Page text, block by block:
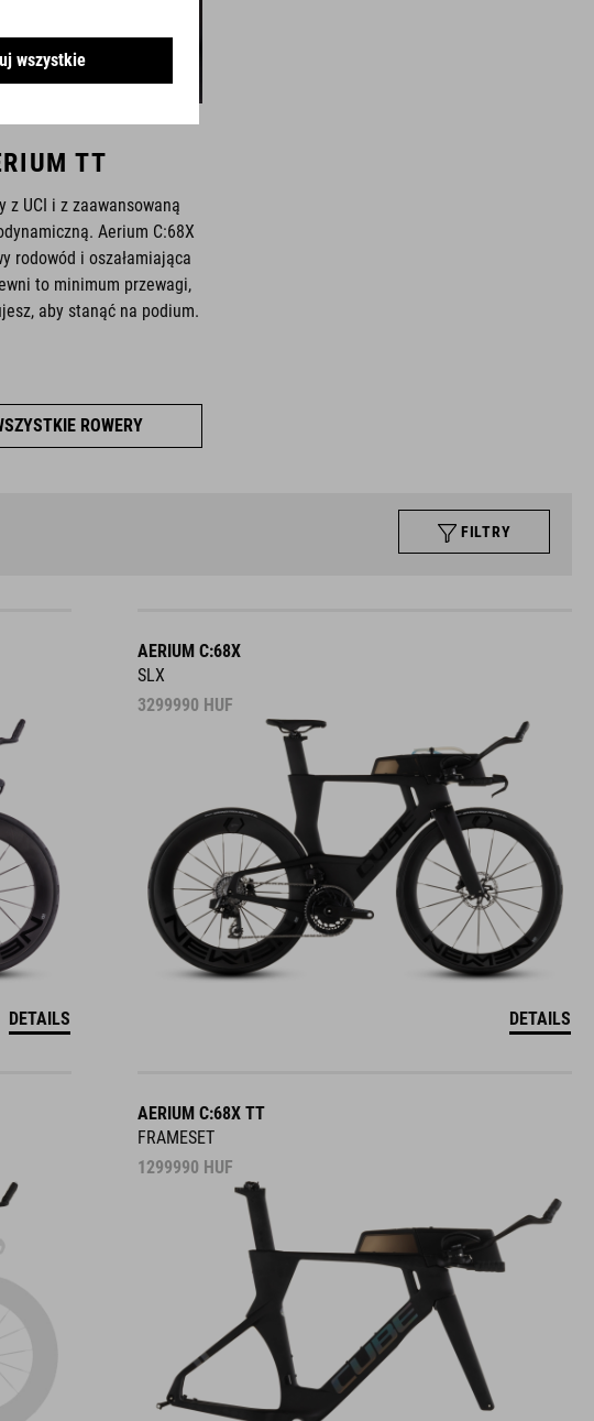
TT
z UCI i z zaawansowaną
Aerium C:68X
rodowód i oszałamiająca
to minimum przewagi,
aby stanąć na podium.
ROWERY
FILTRY
DETAILS
AERIUM C:68X
SLX
3299990 HUF
DETAILS
AERIUM C:68X TT
FRAMESET
1299990 HUF